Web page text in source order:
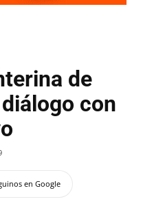
de
con
en Google